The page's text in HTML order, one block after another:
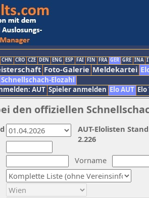
CHN CRO CZE DEN ENG ESP FAI FIN FRA GER GRE INA
Foto-Galerie Meldekartei
Schnellschach-Elozahl
AUT Spieler anmelden Elo AUT
den offiziellen
Vorname
AUT-Elolisten
2.226